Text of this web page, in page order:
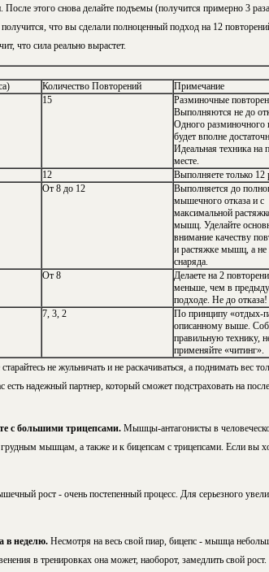
После этого снова делайте подъемы (получится примерно 3
что вы сделали полноценный подход на 12
что сила реально вырастет.
Количество Повторений
Примечание
15
Разминочные
Выполняются не до
Одного разминочного
будет вполне
Идеальная техника на
месте.
12
Выполняете только 12
От 8 до 12
Выполняется до
мышечного отказа и с
максимальной
мышц. Уделайте
внимание качеству
и растяжке мышц, а не
снаряда.
От 8
Делаете на 2
меньше, чем в
подходе. Не до отказа!
7, 3, 2
По принципу «отдых-
описанному выше.
правильную технику,
применяйте «читинг».
не жульничать и не раскачиваться, а поднимать вес
есть надежный партнер, который сможет подстраховать на
с большими трицепсами. Мышцы-антагонисты в
мышцам, а также и к бицепсам с трицепсами. Если вы
рост - очень постепенный процесс. Для серьезного
в неделю. Несмотря на весь свой пиар, бицепс - мышца
в тренировках она может, наоборот, замедлить свой рост.